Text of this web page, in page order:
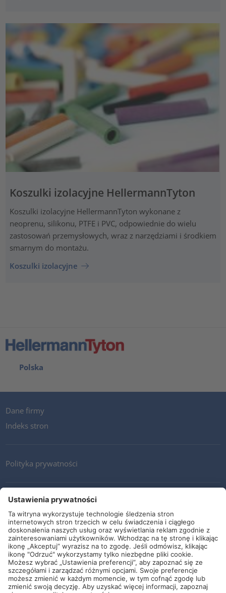
Koszulki izolacyjne HellermannTyton
Koszulki izolacyjne HellermannTyton wykonane z
neoprenu, silikonu, PTFE i PVC, odpowiednie do wielu
zastosowań przemysłowych, wraz z narzędziami i środkiem
smarnym do montażu.
Koszulki izolacyjne
Polska
Dane firmy
Indeks stron
Polityka prywatności
Kontakt
Newsletter
Ogólne warunki i dostawy